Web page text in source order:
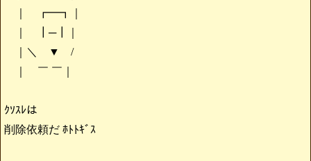
｜ ┏━┓｜
｜ ┃─┃｜
｜＼ ▼ /
｜ ￣ ￣｜
ｸｿｽﾚは
削除依頼だ ﾎﾄﾄｷﾞｽ